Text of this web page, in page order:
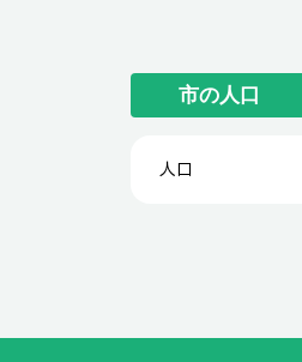
市の人口
人口